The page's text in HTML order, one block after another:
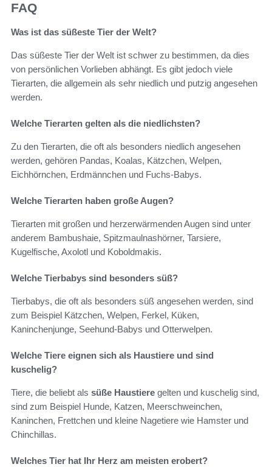
FAQ
Was ist das süßeste Tier der Welt?
Das süßeste Tier der Welt ist schwer zu bestimmen, da dies
von persönlichen Vorlieben abhängt. Es gibt jedoch viele
Tierarten, die allgemein als sehr niedlich und putzig angesehen
werden.
Welche Tierarten gelten als die niedlichsten?
Zu den Tierarten, die oft als besonders niedlich angesehen
werden, gehören Pandas, Koalas, Kätzchen, Welpen,
Eichhörnchen, Erdmännchen und Fuchs-Babys.
Welche Tierarten haben große Augen?
Tierarten mit großen und herzerwärmenden Augen sind unter
anderem Bambushaie, Spitzmaulnashörner, Tarsiere,
Kugelfische, Axolotl und Koboldmakis.
Welche Tierbabys sind besonders süß?
Tierbabys, die oft als besonders süß angesehen werden, sind
zum Beispiel Kätzchen, Welpen, Ferkel, Küken,
Kaninchenjunge, Seehund-Babys und Otterwelpen.
Welche Tiere eignen sich als Haustiere und sind
kuschelig?
Tiere, die beliebt als süße Haustiere gelten und kuschelig sind,
sind zum Beispiel Hunde, Katzen, Meerschweinchen,
Kaninchen, Frettchen und kleine Nagetiere wie Hamster und
Chinchillas.
Welches Tier hat Ihr Herz am meisten erobert?